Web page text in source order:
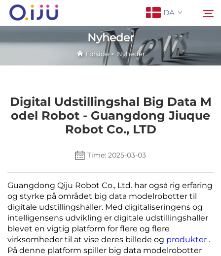
DA
Produkter
Sag
Nyheder
Servicesupport
Nyheder
Forside> Nyheder
Digital Udstillingshal Big Data M
Odel Robot - Guangdong Jiuque
Robot Co., LTD
Time: 2025-03-03
Guangdong Qiju Robot Co., Ltd. har også rig erfaring
og styrke på området big data modelrobotter til
digitale udstillingshaller. Med digitaliseringens og
intelligensens udvikling er digitale udstillingshaller
blevet en vigtig platform for flere og flere
virksomheder til at vise deres billede og produkter .
På denne platform spiller big data modelrobotter